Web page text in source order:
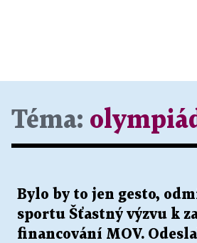
Téma:
Bylo by to jen gesto,
sportu Šťastný výzvu k
financování MOV.